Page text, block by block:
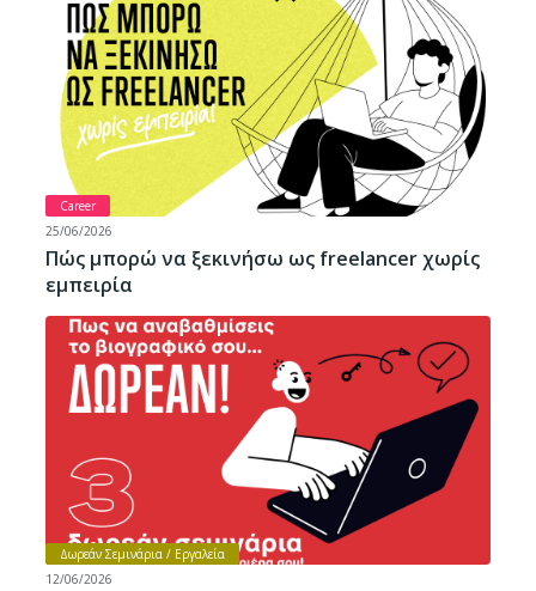
Career
25/06/2026
Πώς μπορώ να ξεκινήσω ως freelancer χωρίς
εμπειρία
Δωρεάν Σεμινάρια / Εργαλεία
12/06/2026